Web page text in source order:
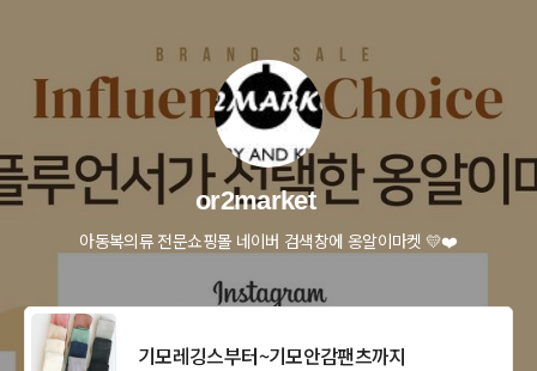
or2market
아동복의류 전문쇼핑몰 네이버 검색창에 옹알이마켓 💛❤️
기모레깅스부터~기모안감팬츠까지